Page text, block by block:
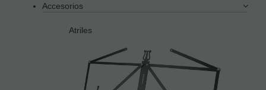
Accesorios
Atriles